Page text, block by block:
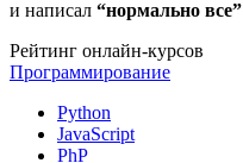
и написал “нормально все”
Рейтинг онлайн-курсов
Программирование
Python
JavaScript
PhP